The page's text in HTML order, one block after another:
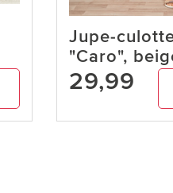
Jupe-
"Caro",
29,99